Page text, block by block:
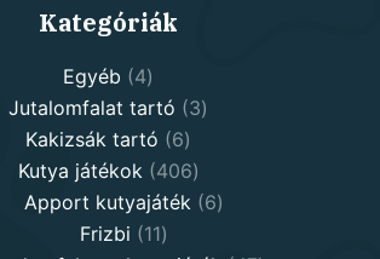
Kategóriák
Egyéb 44
products
Jutalomfalat tartó 33
Kakizsák tartó 66
products
Kutya játékok 406406
products
Apport kutyajáték 66
Frizbi 1111